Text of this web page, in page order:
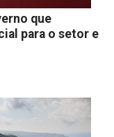
que
para o setor e